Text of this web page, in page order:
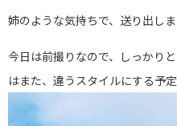
姉のような気持ちで、送り出し
今日は前撮りなので、しっかり
はまた、違うスタイルにする予定